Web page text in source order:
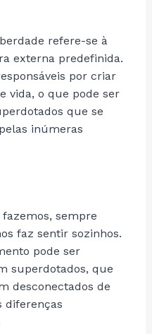
refere-se à
externa predefinida.
por criar
vida, o que pode ser
que se
inúmeras
sempre
faz sentir sozinhos.
pode ser
superdotados, que
desconectados de
diferenças